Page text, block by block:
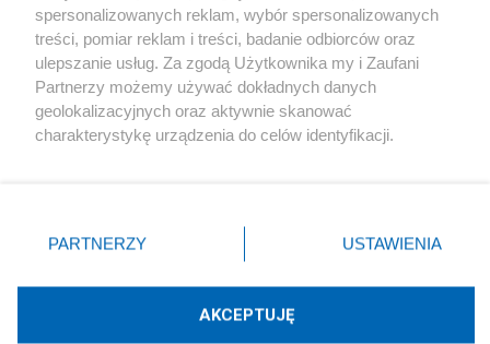
X Facebook Instagram Youtube
spersonalizowanych reklam, wybór spersonalizowanych
treści, pomiar reklam i treści, badanie odbiorców oraz
ulepszanie usług. Za zgodą Użytkownika my i Zaufani
Partnerzy możemy używać dokładnych danych
geolokalizacyjnych oraz aktywnie skanować
charakterystykę urządzenia do celów identyfikacji.
zmienić/wycofać klikając przycisk ustawień prywatności
znajdujący się w lewym dolnym rogu strony
rodzaje przetwarzania danych nie wymagają zgody
użytkownika, ale masz prawo sprzeciwić się takiemu
przetwarzaniu. Preferencje będą miały zastosowania tylko
PARTNERZY USTAWIENIA
AKCEPTUJĘ